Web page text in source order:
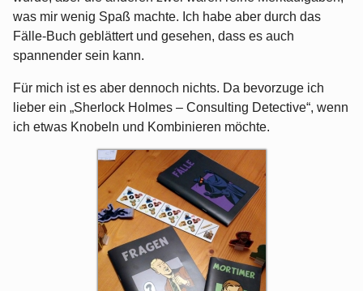
was mir wenig Spaß machte. Ich habe aber durch das
Fälle-Buch geblättert und gesehen, dass es auch
spannender sein kann.
Für mich ist es aber dennoch nichts. Da bevorzuge ich
lieber ein „Sherlock Holmes – Consulting Detective“, wenn
ich etwas Knobeln und Kombinieren möchte.